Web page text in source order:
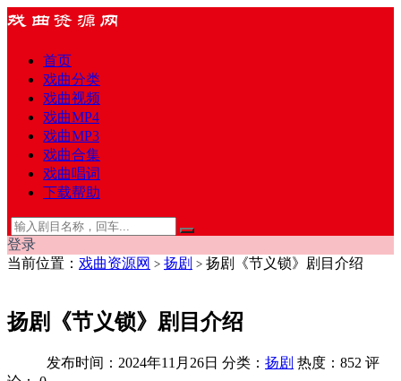
首页
戏曲分类
戏曲视频
戏曲MP4
戏曲MP3
戏曲合集
戏曲唱词
下载帮助
登录
当前位置： 戏曲资源网 > 扬剧 > 扬剧《节义锁》剧目介绍
扬剧《节义锁》剧目介绍
发布时间：2024年11月26日 分类： 扬剧 热度：852 评